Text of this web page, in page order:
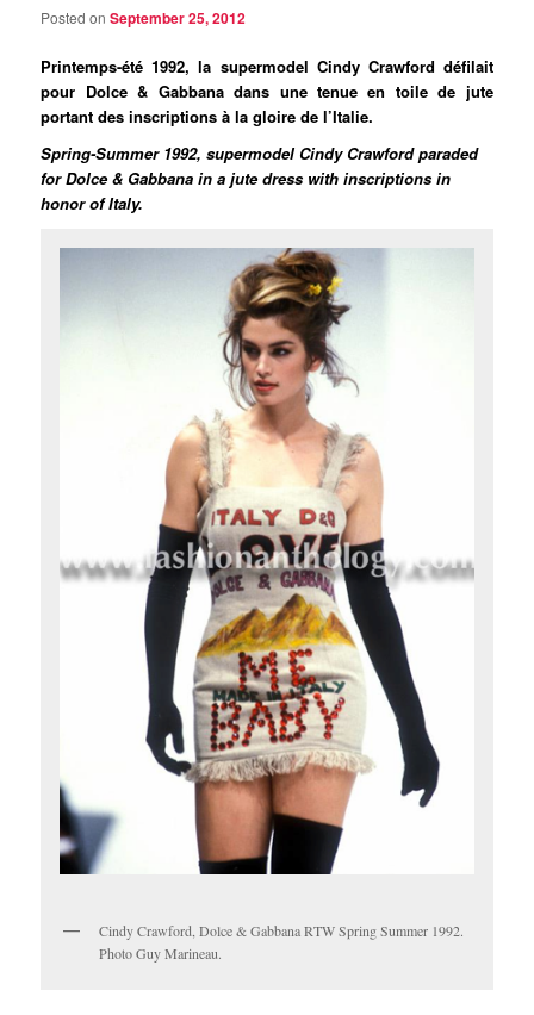
Posted onSeptember 25, 2012
Printemps-été 1992, la supermodel Cindy Crawford défilait
pour Dolce & Gabbana dans une tenue en toile de jute
portant des inscriptions à la gloire de l’Italie.
Spring-Summer 1992, supermodel Cindy Crawford paraded
for Dolce & Gabbana in a jute dress with inscriptions in
honor of Italy.
Cindy Crawford, Dolce & Gabbana RTW Spring Summer 1992.
Photo Guy Marineau.